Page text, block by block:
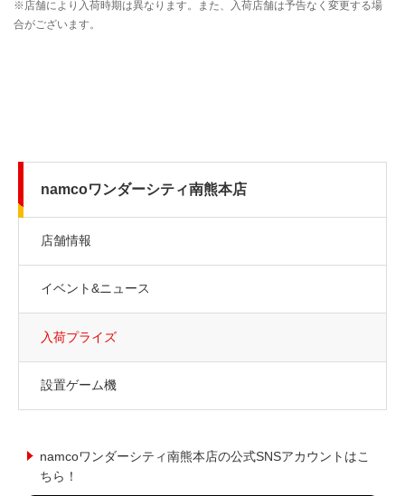
namcoワンダーシティ南熊本店
店舗情報
イベント&ニュース
入荷プライズ
設置ゲーム機
namcoワンダーシティ南熊本店の公式SNSアカウントはこ
ちら！